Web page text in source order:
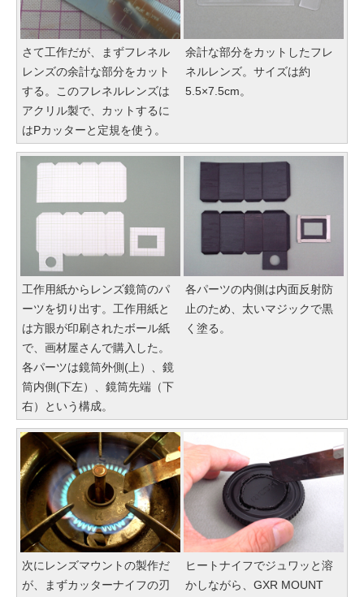
さて工作だが、まずフレネル
レンズの余計な部分をカット
する。このフレネルレンズは
アクリル製で、カットするに
はPカッターと定規を使う。
余計な部分をカットしたフレ
ネルレンズ。サイズは約
5.5×7.5cm。
工作用紙からレンズ鏡筒のパ
ーツを切り出す。工作用紙と
は方眼が印刷されたボール紙
で、画材屋さんで購入した。
各パーツは鏡筒外側(上）、鏡
筒内側(下左）、鏡筒先端（下
右）という構成。
各パーツの内側は内面反射防
止のため、太いマジックで黒
く塗る。
次にレンズマウントの製作だ
が、まずカッターナイフの刃
ヒートナイフでジュワッと溶
かしながら、GXR MOUNT